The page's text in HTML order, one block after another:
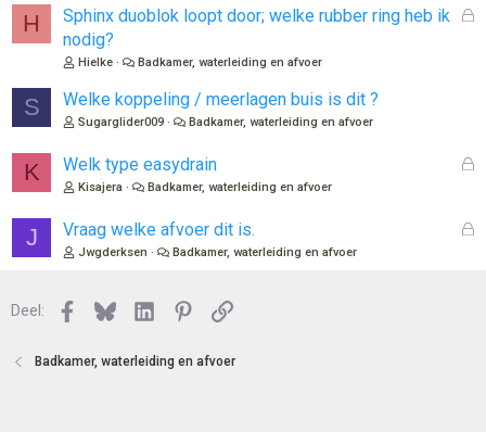
l
H
G
Sphinx duoblok loopt door; welke rubber ring heb ik
nodig?
Hielke Badkamer, waterleiding en afvoer
S Welke koppeling / meerlagen buis is dit ?
Sugarglider009 Badkamer, waterleiding en afvoer
K
G
l
Welk type easydrain
Kisajera Badkamer, waterleiding en afvoer
J
G
Vraag welke afvoer dit is.
Jwgderksen Badkamer, waterleiding en afvoer
Deel: Facebook
BlueskyLinkedInPinterest
Link
Badkamer, waterleiding en afvoer